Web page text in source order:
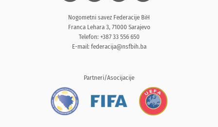
Nogometni savez Federacije BiH
Franca Lehara 3, 71000 Sarajevo
Telefon: +387 33 556 650
E-mail: federacija@nsfbih.ba
Partneri/Asocijacije